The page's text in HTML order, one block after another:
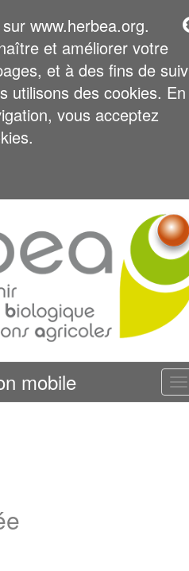
www.herbea.org.
et améliorer votre
et à des fins de
utilisons des cookies. En
vous acceptez
mobile